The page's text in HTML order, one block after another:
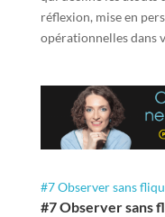
réflexion, mise en
opérationnelles dans
#7 Observer sans
#7 Observer sans